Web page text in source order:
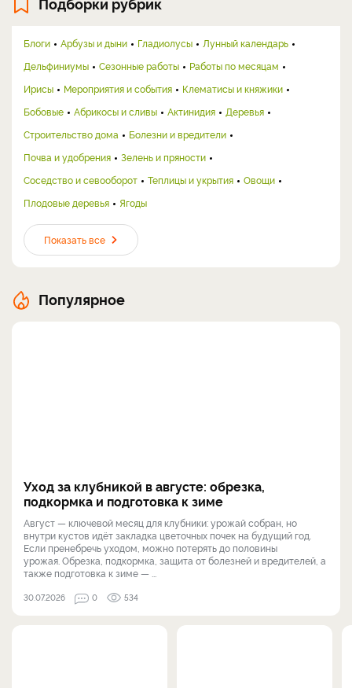
Блоги Арбузы и дыни Гладиолусы
Лунный календарь
Дельфиниумы
Сезонные работы
Работы по месяцам
Ирисы
Мероприятия и события
Клематисы и княжики
Бобовые
Абрикосы и сливы Актинидия
Деревья
Строительство дома
Болезни и вредители
Почва и удобрения
Зелень и пряности
Соседство и севооборот
Теплицы и укрытия
Овощи
Плодовые деревья
Ягоды
Показать все
Популярное
Уход за клубникой в августе: обрезка,
подкормка и подготовка к зиме
Август — ключевой месяц для клубники: урожай собран, но
внутри кустов идёт закладка цветочных почек на будущий год.
Если пренебречь уходом, можно потерять до половины
урожая. Обрезка, подкормка, защита от болезней и вредителей, а
также подготовка к зиме — ...
30.07.2026 0 534